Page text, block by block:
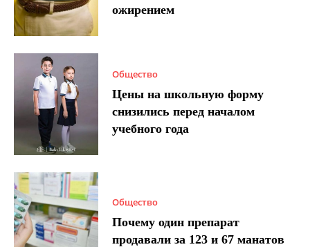
ожирением
Общество
Цены на школьную форму
снизились перед началом
учебного года
Общество
Почему один препарат
продавали за 123 и 67 манатов